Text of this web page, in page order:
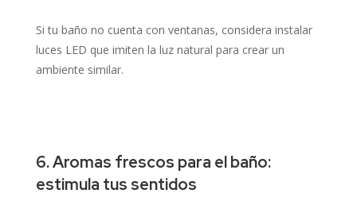
Si tu baño no cuenta con ventanas, considera instalar
luces LED que imiten la luz natural para crear un
ambiente similar.
6. Aromas frescos para el baño:
estimula tus sentidos